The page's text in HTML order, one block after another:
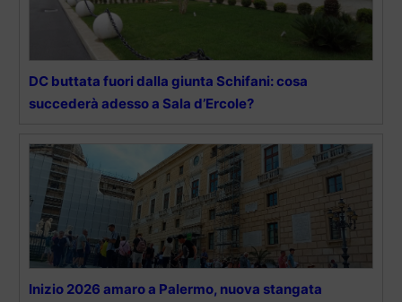
DC buttata fuori dalla giunta Schifani: cosa
succederà adesso a Sala d’Ercole?
Inizio 2026 amaro a Palermo, nuova stangata